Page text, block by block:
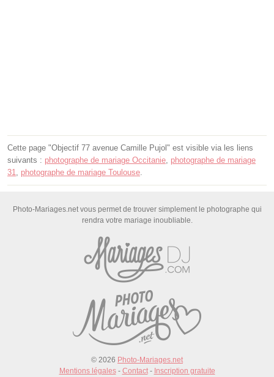
Cette page "Objectif 77 avenue Camille Pujol" est visible via les liens
suivants : photographe de mariage Occitanie photographe de mariage
31
photographe de mariage Toulouse
Photo-Mariages.net vous permet de trouver simplement le photographe qui
rendra votre mariage inoubliable.
© 2026 Photo-Mariages.net
Mentions légales- Contact- Inscription gratuite